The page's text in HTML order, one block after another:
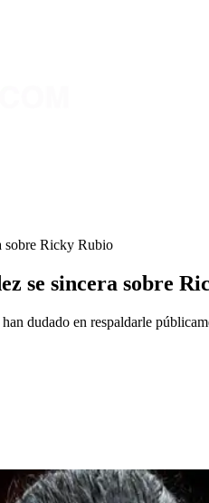
sobre Ricky Rubio
se sincera sobre
dudado en respaldarle